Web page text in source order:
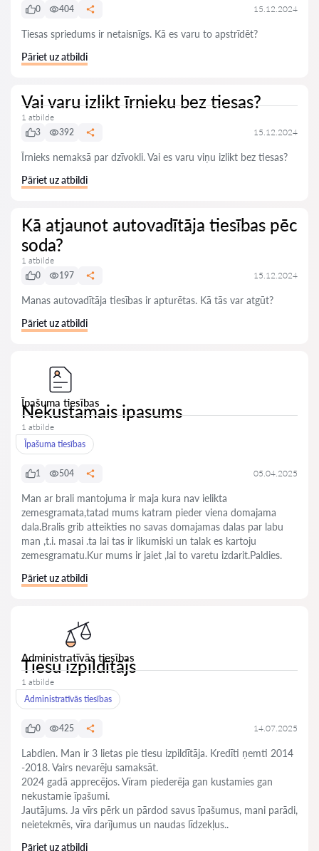
0
404 15.12.2024
Tiesas spriedums ir netaisnīgs. Kā es varu to apstrīdēt?
Pāriet uz atbildi
Vai varu izlikt īrnieku bez tiesas?
1 atbilde
3
392 15.12.2024
Īrnieks nemaksā par dzīvokli. Vai es varu viņu izlikt bez tiesas?
Pāriet uz atbildi
Kā atjaunot autovadītāja tiesības pēc
soda?
1 atbilde
0
197 15.12.2024
Manas autovadītāja tiesības ir apturētas. Kā tās var atgūt?
Pāriet uz atbildi
Īpašuma tiesības
Nekustamais ipasums
1 atbilde
Īpašuma tiesības
1 504 05.04.2025
Man ar brali mantojuma ir maja kura nav ielikta
zemesgramata,tatad mums katram pieder viena domajama
dala.Bralis grib atteikties no savas domajamas dalas par labu
man ,t.i. masai .ta lai tas ir likumiski un talak es kartoju
zemesgramatu.Kur mums ir jaiet ,lai to varetu izdarit.Paldies.
Pāriet uz atbildi
Administratīvās tiesības
Tiesu izpildītājs
1 atbilde
Administratīvās tiesības
0 425 14.07.2025
Labdien. Man ir 3 lietas pie tiesu izpildītāja. Kredīti ņemti 2014
-2018. Vairs nevarēju samaksāt.
2024 gadā apprecējos. Vīram piederēja gan kustamies gan
nekustamie īpašumi.
Jautājums. Ja vīrs pērk un pārdod savus īpašumus, mani parādi,
neietekmēs, vīra darījumus un naudas līdzekļus..
Pāriet uz atbildi